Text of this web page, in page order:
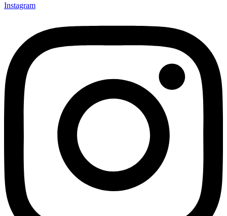
Instagram